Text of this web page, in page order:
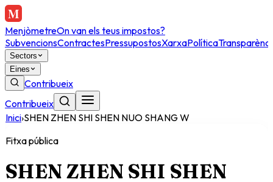
MenjòmetreOn van els teus impostos?
SubvencionsContractesPressupostosXarxaPolítica
Sectors
Eines
Contribueix
Contribueix
Inici›SHEN ZHEN SHI SHEN NUO SHANG W
Fitxa pública
SHEN ZHEN SHI SHEN